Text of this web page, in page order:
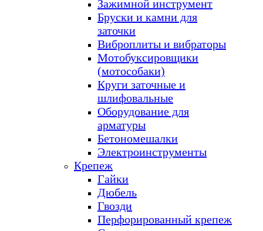
Зажимной инструмент
Бруски и камни для
заточки
Виброплиты и вибраторы
Мотобуксировщики
(мотособаки)
Круги заточные и
шлифовальные
Оборудование для
арматуры
Бетономешалки
Электроинструменты
Крепеж
Гайки
Дюбель
Гвозди
Перфорированный крепеж